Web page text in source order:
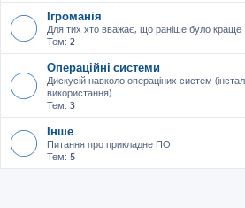
Ігроманія
Для тих хто вважає, що раніше було краще
Тем: 2
Операційні системи
Дискусій навколо операціних систем
використання)
Тем: 3
Інше
Питання про прикладне ПО
Тем: 5